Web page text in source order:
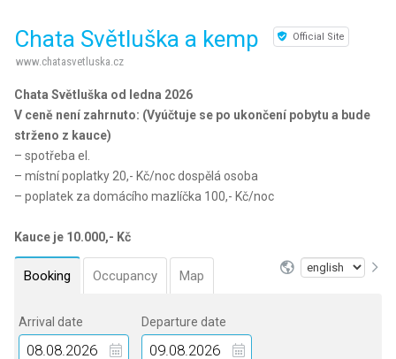
Chata Světluška a kemp Official Site
www.chatasvetluska.cz
Chata Světluška od ledna 2026
V ceně není zahrnuto: (Vyúčtuje se po ukončení pobytu a bude
strženo z kauce)
– spotřeba el.
– místní poplatky 20,- Kč/noc dospělá osoba
– poplatek za domácího mazlíčka 100,- Kč/noc
Kauce je 10.000,- Kč
Booking Occupancy Map
Arrival date Departure date